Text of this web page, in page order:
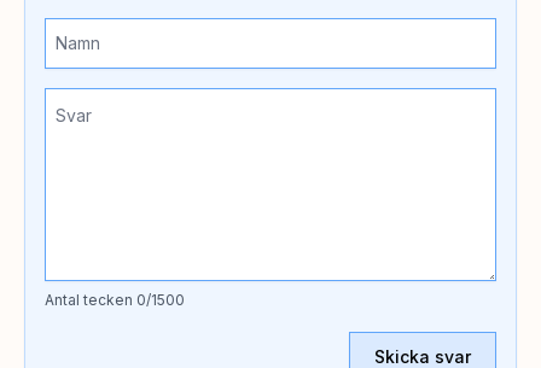
Antal tecken 0/1500
Skicka svar